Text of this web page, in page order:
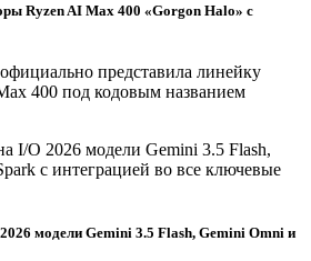
Ryzen AI Max 400 «Gorgon Halo» с
представила линейку
400 под кодовым названием
модели Gemini 3.5 Flash, Gemini Omni и